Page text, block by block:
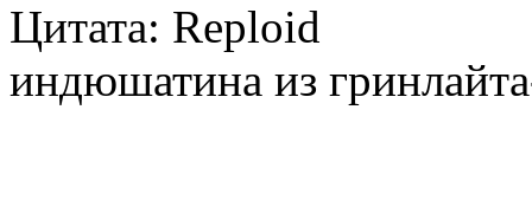
Цитата: Reploid
индюшатина из